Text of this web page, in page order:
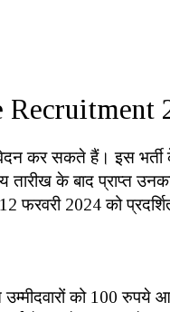
कर सकते हैं। इस
के बाद प्राप्त
फरवरी 2024 को
को 100